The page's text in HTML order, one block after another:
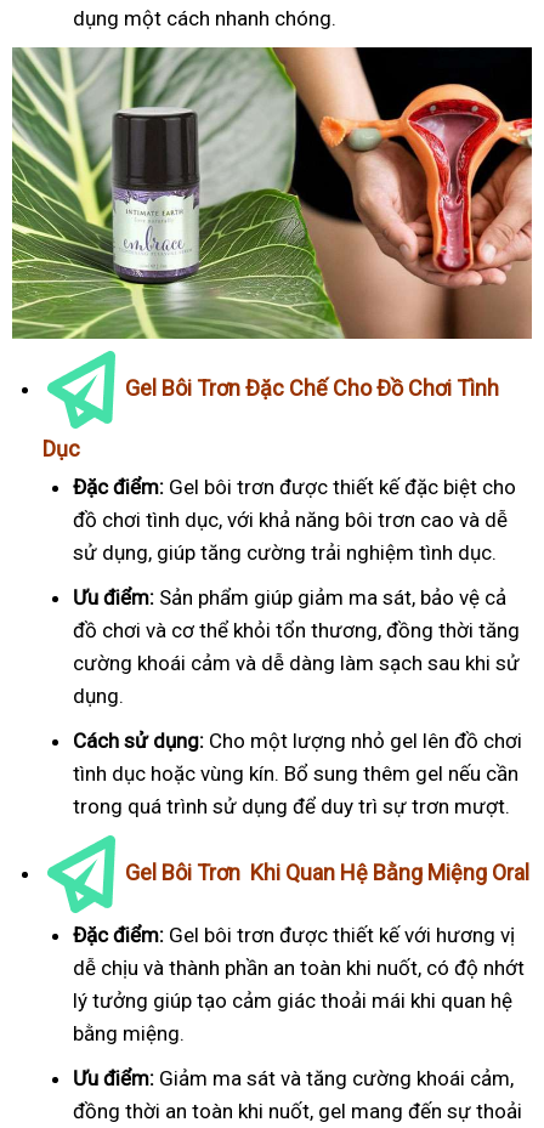
dụng một cách nhanh chóng.
Gel Bôi Trơn Đặc Chế Cho Đồ Chơi Tình
Dục
Đặc điểm: Gel bôi trơn được thiết kế đặc biệt cho
đồ chơi tình dục, với khả năng bôi trơn cao và dễ
sử dụng, giúp tăng cường trải nghiệm tình dục.
Ưu điểm: Sản phẩm giúp giảm ma sát, bảo vệ cả
đồ chơi và cơ thể khỏi tổn thương, đồng thời tăng
cường khoái cảm và dễ dàng làm sạch sau khi sử
dụng.
Cách sử dụng: Cho một lượng nhỏ gel lên đồ chơi
tình dục hoặc vùng kín. Bổ sung thêm gel nếu cần
trong quá trình sử dụng để duy trì sự trơn mượt.
Gel Bôi Trơn Khi Quan Hệ Bằng Miệng Oral
Đặc điểm: Gel bôi trơn được thiết kế với hương vị
dễ chịu và thành phần an toàn khi nuốt, có độ nhớt
lý tưởng giúp tạo cảm giác thoải mái khi quan hệ
bằng miệng.
Ưu điểm: Giảm ma sát và tăng cường khoái cảm,
đồng thời an toàn khi nuốt, gel mang đến sự thoải